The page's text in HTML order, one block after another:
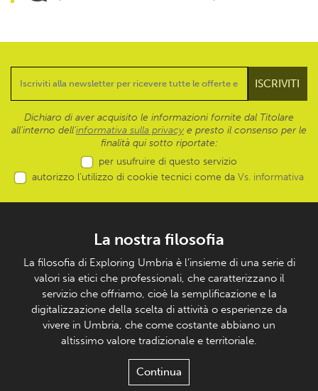
Dichiaro di aver acquisito le informazioni fornite dal Titolare
all’interno dell'informativa sulla privacy e presto il consenso per le
finalità qui sotto riportate:
per usufruire di questo servizio
autorizzo l’utilizzo di cookie tecnici come da Vs. informativa
La nostra filosofia
La filosofia di Exploring Umbria è l’insieme di una serie di
valori sia etici che professionali, che caratterizzano il
servizio che offriamo, cioè la semplificazione e la
digitalizzazione della scelta di attività o esperienze da
vivere in Umbria, che come costante abbiano un
altissimo valore tradizionale e territoriale.
Continua